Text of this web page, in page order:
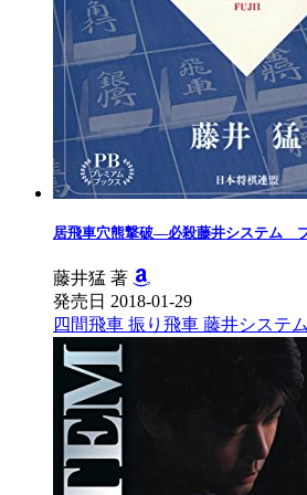
居飛車穴熊撃破―必殺藤井システム
藤井猛 著
発売日 2018-01-29
四間飛車 振り飛車 藤井システム